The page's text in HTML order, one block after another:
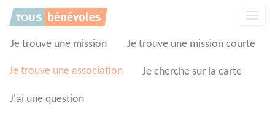
Je trouve une mission Je trouve une mission courte
Je trouve une association Je cherche sur la carte
J'ai une question
Panneau de gestion des cookies